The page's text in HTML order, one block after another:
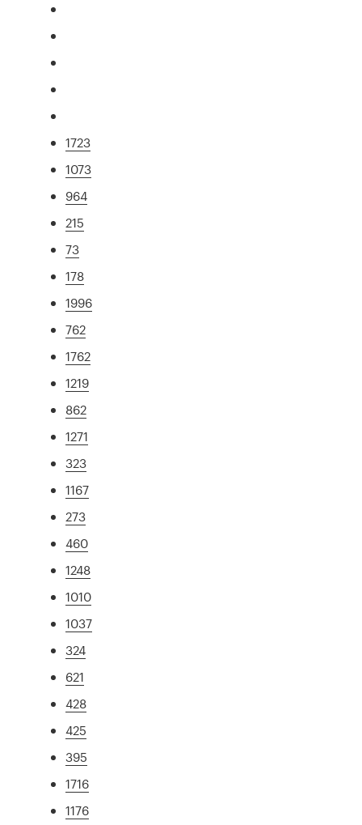
1723
1073
964
215
73
178
1996
762
1762
1219
862
1271
323
1167
273
460
1248
1010
1037
324
621
428
425
395
1716
1176